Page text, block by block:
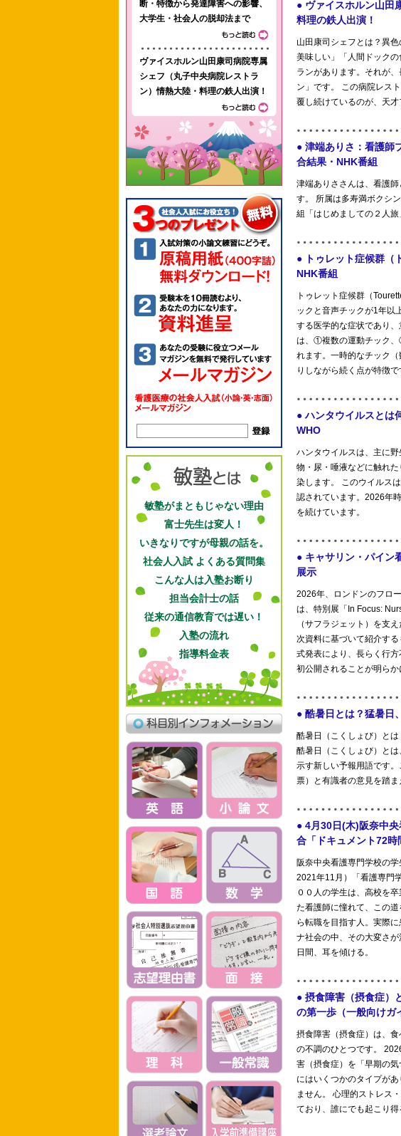
断・特徴から発達障害への影響、
大学生・社会人の脱却法まで
ヴァイスホルン山田康司病院専属
シェフ（丸子中央病院レストラ
ン）情熱大陸・料理の鉄人出演！
敏塾がまともじゃない理由
富士先生は変人！
いきなりですが母親の話を。
社会人入試 よくある質問集
こんな人は入塾お断り
担当会計士の話
従来の通信教育では遅い！
入塾の流れ
指導料金表